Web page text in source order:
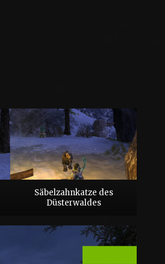
Säbelzahnkatze des
Düsterwaldes